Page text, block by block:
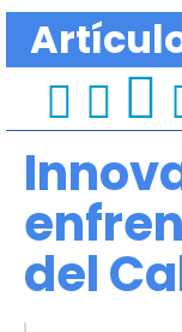
del